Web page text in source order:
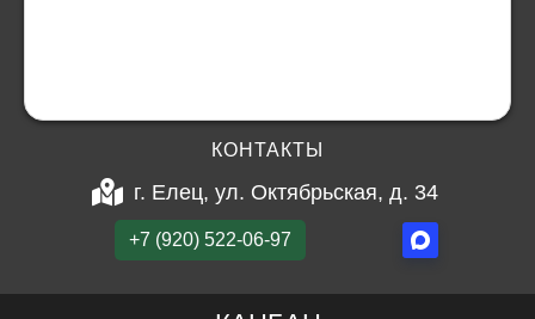
КОНТАКТЫ
г. Елец, ул. Октябрьская, д. 34
+7 (920) 522-06-97